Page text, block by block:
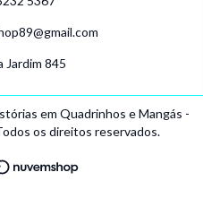
Jardim 845
em Quadrinhos e Mangás -
os direitos reservados.